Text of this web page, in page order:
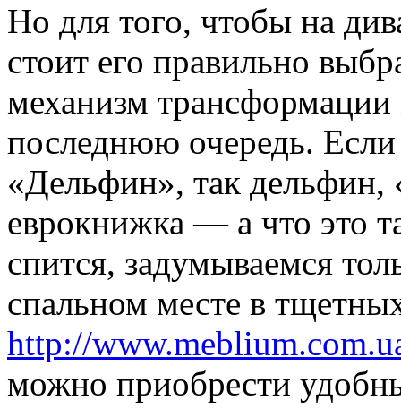
Но для того, чтобы на
стоит его правильно
механизм
последнюю очередь.
«Дельфин», так дельфин,
еврокнижка — а что это
спится, задумываемся
спальном месте в
http://
можно приобрести